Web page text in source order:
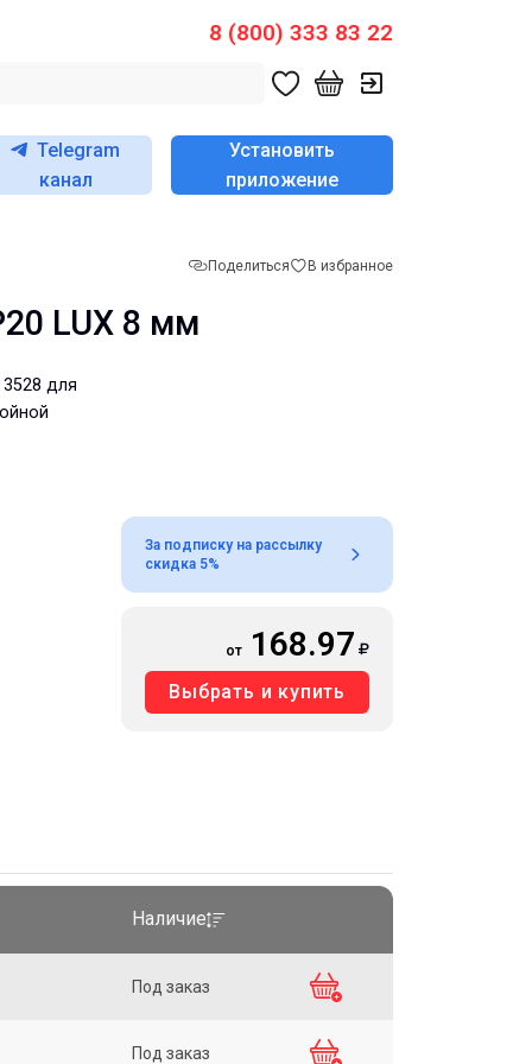
8 (800) 333 83 22
Telegram
канал
Установить
приложение
Поделиться В избранное
LUX 8 мм
3528 для
За подписку на рассылку
скидка 5%
от 168.97
Выбрать и купить
Наличие
Под заказ
Под заказ